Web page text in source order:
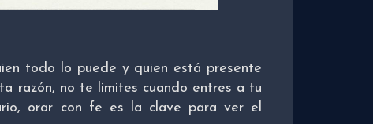
todo lo puede y quien está presente
razón, no te limites cuando entres a tu
orar con fe es la clave para ver el